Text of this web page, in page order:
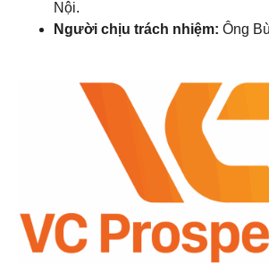
Nội.
Người chịu trách nhiệm: Ông